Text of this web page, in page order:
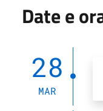
Date e
28
MAR